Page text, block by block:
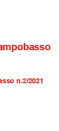
n.2/2021